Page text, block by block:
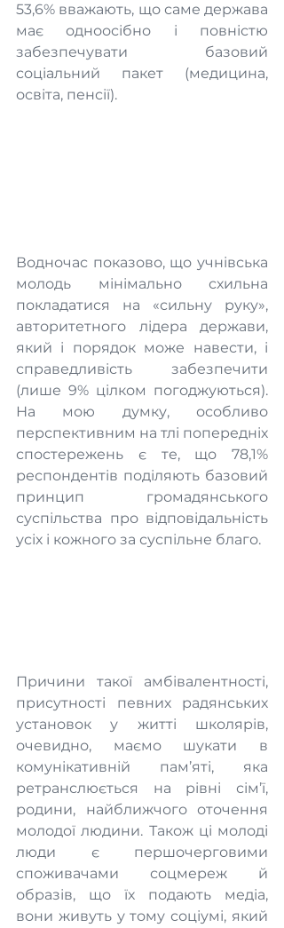
53,6% вважають, що саме держава
має одноосібно і повністю
забезпечувати базовий
соціальний пакет (медицина,
освіта, пенсії).
Водночас показово, що учнівська
молодь мінімально схильна
покладатися на «сильну руку»,
авторитетного лідера держави,
який і порядок може навести, і
справедливість забезпечити
(лише 9% цілком погоджуються).
На мою думку, особливо
перспективним на тлі попередніх
спостережень є те, що 78,1%
респондентів поділяють базовий
принцип громадянського
суспільства про відповідальність
усіх і кожного за суспільне благо.
Причини такої амбівалентності,
присутності певних радянських
установок у житті школярів,
очевидно, маємо шукати в
комунікативній пам’яті, яка
ретранслюється на рівні сім’ї,
родини, найближчого оточення
молодої людини. Також ці молоді
люди є першочерговими
споживачами соцмереж й
образів, що їх подають медіа,
вони живуть у тому соціумі, який